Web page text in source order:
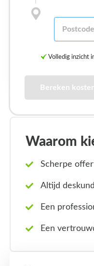
Volledig inzicht
Bereken
Waarom
Scherpe
Altijd
Een
Een